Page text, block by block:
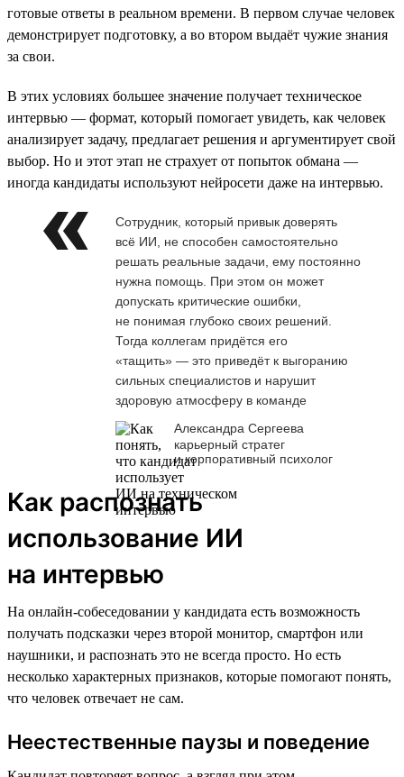
готовые ответы в реальном времени. В первом случае человек
демонстрирует подготовку, а во втором выдаёт чужие знания
за свои.
В этих условиях большее значение получает техническое
интервью — формат, который помогает увидеть, как человек
анализирует задачу, предлагает решения и аргументирует свой
выбор. Но и этот этап не страхует от попыток обмана —
иногда кандидаты используют нейросети даже на интервью.
Сотрудник, который привык доверять
всё ИИ, не способен самостоятельно
решать реальные задачи, ему постоянно
нужна помощь. При этом он может
допускать критические ошибки,
не понимая глубоко своих решений.
Тогда коллегам придётся его
«тащить» — это приведёт к выгоранию
сильных специалистов и нарушит
здоровую атмосферу в команде
Александра Сергеева
карьерный стратег
и корпоративный психолог
Как распознать
использование ИИ
на интервью
На онлайн-собеседовании у кандидата есть возможность
получать подсказки через второй монитор, смартфон или
наушники, и распознать это не всегда просто. Но есть
несколько характерных признаков, которые помогают понять,
что человек отвечает не сам.
Неестественные паузы и поведение